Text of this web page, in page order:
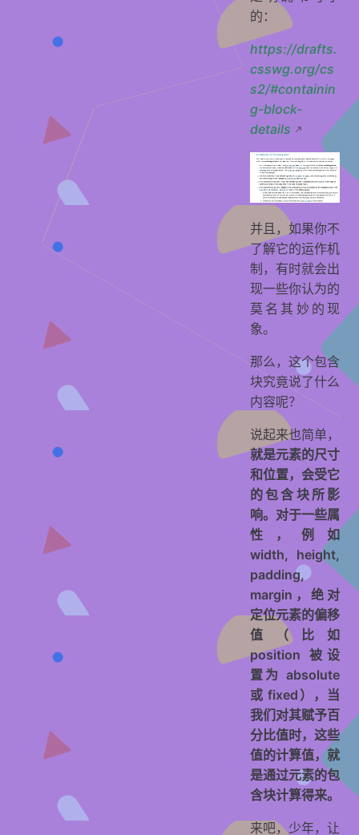
的：
https://drafts.
csswg.org/cs
s2/#containin
g-block-
details
并且，如果你不
了解它的运作机
制，有时就会出
现一些你认为的
莫名其妙的现
象。
那么，这个包含
块究竟说了什么
内容呢？
说起来也简单，
就是元素的尺寸
和位置，会受它
的包含块所影
响。对于一些属
性，例如
width, height,
padding,
margin，绝对
定位元素的偏移
值（比如
position 被设
置为 absolute
或 fixed），当
我们对其赋予百
分比值时，这些
值的计算值，就
是通过元素的包
含块计算得来。
来吧，少年，让